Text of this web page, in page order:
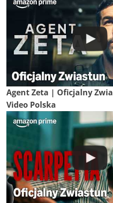
Agent Zeta | Oficjalny
Video Polska